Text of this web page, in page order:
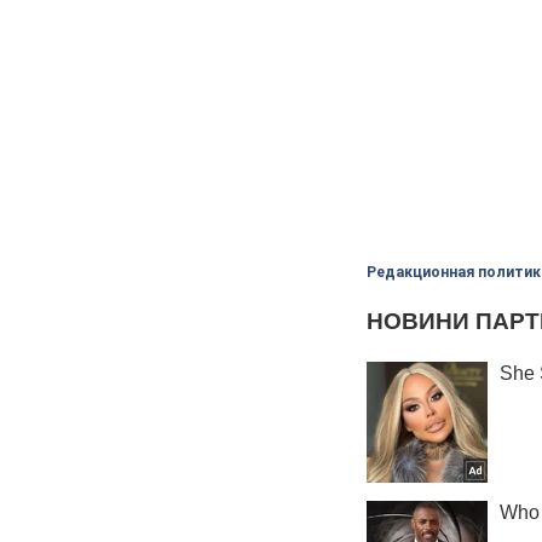
Редакционная